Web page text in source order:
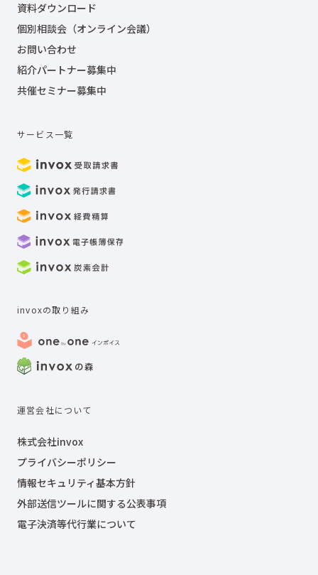
資料ダウンロード
個別相談会（オンライン会議）
お問い合わせ
紹介パートナー募集中
共催セミナー募集中
サービス一覧
invoxの取り組み
運営会社について
株式会社invox
プライバシーポリシー
情報セキュリティ基本方針
外部送信ツールに関する公表事項
電子決済等代行業について